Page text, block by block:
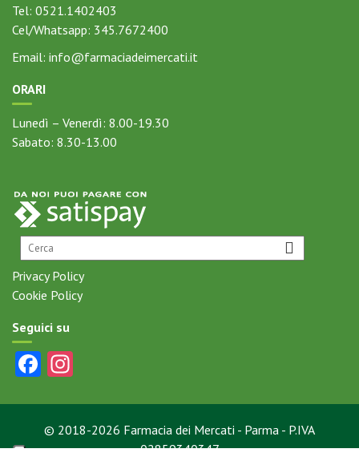
Tel: 0521.1402403
Cel/Whatsapp: 345.7672400
Email: info@farmaciadeimercati.it
ORARI
Lunedì – Venerdì: 8.00-19.30
Sabato: 8.30-13.00
Privacy Policy
Cookie Policy
Seguici su
Fa
b
o
ag
ra
© 2018-2026 Farmacia dei Mercati - Parma - P.IVA
02859340347